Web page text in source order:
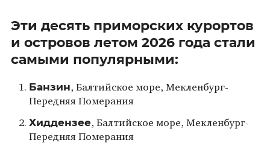
Эти десять приморских курортов
и островов летом 2026 года стали
самыми популярными:
Банзин, Балтийское море, Мекленбург-
Передняя Померания
Хиддензее, Балтийское море, Мекленбург-
Передняя Померания